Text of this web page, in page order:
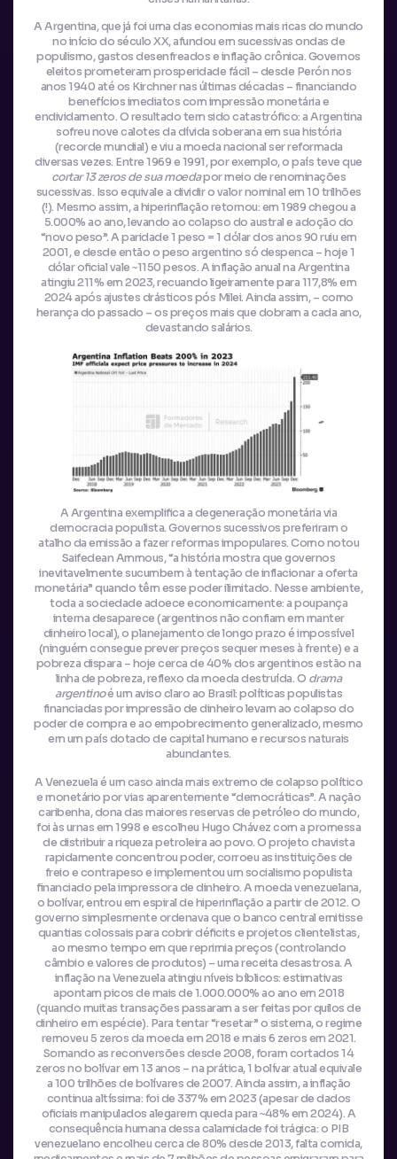
A Argentina, que já foi uma das economias mais ricas do mundo
no início do século XX, afundou em sucessivas ondas de
populismo, gastos desenfreados e inflação crônica. Governos
eleitos prometeram prosperidade fácil – desde Perón nos
anos 1940 até os Kirchner nas últimas décadas – financiando
benefícios imediatos com impressão monetária e
endividamento. O resultado tem sido catastrófico: a Argentina
sofreu nove calotes da dívida soberana em sua história
(recorde mundial) e viu a moeda nacional ser reformada
diversas vezes. Entre 1969 e 1991, por exemplo, o país teve que
cortar 13 zeros de sua moedapor meio de renominações
sucessivas. Isso equivale a dividir o valor nominal em 10 trilhões
(!). Mesmo assim, a hiperinflação retornou: em 1989 chegou a
5.000% ao ano, levando ao colapso do austral e adoção do
“novo peso”. A paridade 1 peso = 1 dólar dos anos 90 ruiu em
2001, e desde então o peso argentino só despenca – hoje 1
dólar oficial vale ~1150 pesos. A inflação anual na Argentina
atingiu 211% em 2023, recuando ligeiramente para 117,8% em
2024 após ajustes drásticos pós Milei. Ainda assim, – como
herança do passado – os preços mais que dobram a cada ano,
devastando salários.
A Argentina exemplifica a degeneração monetária via
democracia populista. Governos sucessivos preferiram o
atalho da emissão a fazer reformas impopulares. Como notou
Saifedean Ammous, “a história mostra que governos
inevitavelmente sucumbem à tentação de inflacionar a oferta
monetária” quando têm esse poder ilimitado. Nesse ambiente,
toda a sociedade adoece economicamente: a poupança
interna desaparece (argentinos não confiam em manter
dinheiro local), o planejamento de longo prazo é impossível
(ninguém consegue prever preços sequer meses à frente) e a
pobreza dispara – hoje cerca de 40% dos argentinos estão na
linha de pobreza, reflexo da moeda destruída. O drama
argentinoé um aviso claro ao Brasil: políticas populistas
financiadas por impressão de dinheiro levam ao colapso do
poder de compra e ao empobrecimento generalizado, mesmo
em um país dotado de capital humano e recursos naturais
abundantes.
A Venezuela é um caso ainda mais extremo de colapso político
e monetário por vias aparentemente “democráticas”. A nação
caribenha, dona das maiores reservas de petróleo do mundo,
foi às urnas em 1998 e escolheu Hugo Chávez com a promessa
de distribuir a riqueza petroleira ao povo. O projeto chavista
rapidamente concentrou poder, corroeu as instituições de
freio e contrapeso e implementou um socialismo populista
financiado pela impressora de dinheiro. A moeda venezuelana,
o bolívar, entrou em espiral de hiperinflação a partir de 2012. O
governo simplesmente ordenava que o banco central emitisse
quantias colossais para cobrir déficits e projetos clientelistas,
ao mesmo tempo em que reprimia preços (controlando
câmbio e valores de produtos) – uma receita desastrosa. A
inflação na Venezuela atingiu níveis bíblicos: estimativas
apontam picos de mais de 1.000.000% ao ano em 2018
(quando muitas transações passaram a ser feitas por quilos de
dinheiro em espécie). Para tentar “resetar” o sistema, o regime
removeu 5 zeros da moeda em 2018 e mais 6 zeros em 2021.
Somando as reconversões desde 2008, foram cortados 14
zeros no bolívar em 13 anos – na prática, 1 bolívar atual equivale
a 100 trilhões de bolívares de 2007. Ainda assim, a inflação
continua altíssima: foi de 337% em 2023 (apesar de dados
oficiais manipulados alegarem queda para ~48% em 2024). A
consequência humana dessa calamidade foi trágica: o PIB
venezuelano encolheu cerca de 80% desde 2013, falta comida,